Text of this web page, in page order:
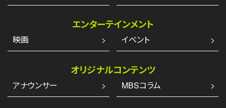
エンターテインメント
映画 イベント
オリジナルコンテンツ
アナウンサー MBSコラム